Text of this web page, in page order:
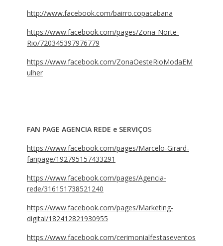
http://www.facebook.com/bairro.copacabana
https://www.facebook.com/pages/Zona-Norte-
Rio/720345397976779
https://www.facebook.com/ZonaOesteRioModaEM
ulher
FAN PAGE AGENCIA REDE e SERVIÇOS
https://www.facebook.com/pages/Marcelo-Girard-
fanpage/192795157433291
https://www.facebook.com/pages/Agencia-
rede/316151738521240
https://www.facebook.com/pages/Marketing-
digital/182412821930955
https://www.facebook.com/cerimonialfestaseventos